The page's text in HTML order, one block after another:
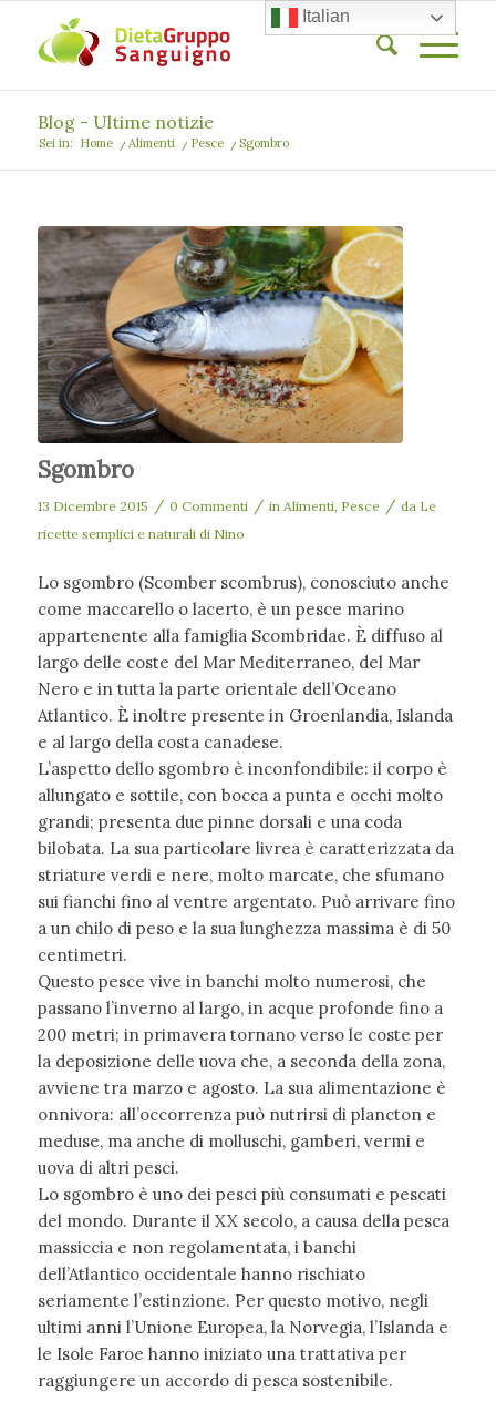
Blog - Ultime notizie
Sei in: Home / Alimenti / Pesce / Sgombro
Sgombro
13 Dicembre 2015 / 0 Commenti / in Alimenti, Pesce / da Le
ricette semplici e naturali di Nino
Lo sgombro (Scomber scombrus), conosciuto anche
come maccarello o lacerto, è un pesce marino
appartenente alla famiglia Scombridae. È diffuso al
largo delle coste del Mar Mediterraneo, del Mar
Nero e in tutta la parte orientale dell’Oceano
Atlantico. È inoltre presente in Groenlandia, Islanda
e al largo della costa canadese.
L’aspetto dello sgombro è inconfondibile: il corpo è
allungato e sottile, con bocca a punta e occhi molto
grandi; presenta due pinne dorsali e una coda
bilobata. La sua particolare livrea è caratterizzata da
striature verdi e nere, molto marcate, che sfumano
sui fianchi fino al ventre argentato. Può arrivare fino
a un chilo di peso e la sua lunghezza massima è di 50
centimetri.
Questo pesce vive in banchi molto numerosi, che
passano l’inverno al largo, in acque profonde fino a
200 metri; in primavera tornano verso le coste per
la deposizione delle uova che, a seconda della zona,
avviene tra marzo e agosto. La sua alimentazione è
onnivora: all’occorrenza può nutrirsi di plancton e
meduse, ma anche di molluschi, gamberi, vermi e
uova di altri pesci.
Lo sgombro è uno dei pesci più consumati e pescati
del mondo. Durante il XX secolo, a causa della pesca
massiccia e non regolamentata, i banchi
dell’Atlantico occidentale hanno rischiato
seriamente l’estinzione. Per questo motivo, negli
ultimi anni l’Unione Europea, la Norvegia, l’Islanda e
le Isole Faroe hanno iniziato una trattativa per
raggiungere un accordo di pesca sostenibile.
Italian